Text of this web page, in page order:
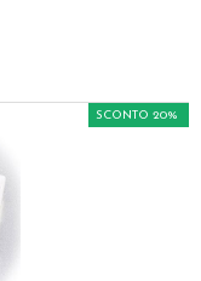
SCONTO 20%